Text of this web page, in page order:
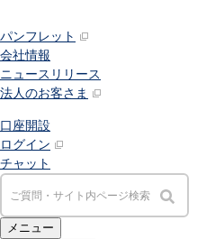
パンフレット
会社情報
ニュースリリース
法人のお客さま
口座開設
ログイン
チャット
メニュー